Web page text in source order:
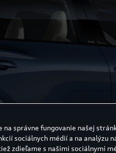
na správne fungovanie našej
sociálnych médií a na analýzu
zdieľame s našimi sociálnymi